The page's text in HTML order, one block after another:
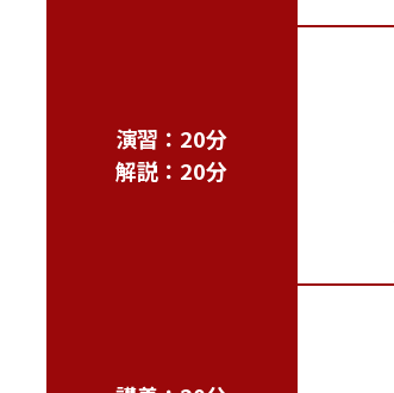
演習：20分
解説：20分